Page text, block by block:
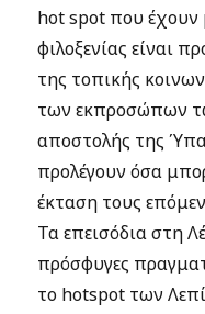
hot spot που έχουν
φιλοξενίας είναι
της τοπικής
των εκπροσώπων
αποστολής της
προλέγουν όσα
έκταση τους
Τα επεισόδια στη
πρόσφυγες
το hotspot των